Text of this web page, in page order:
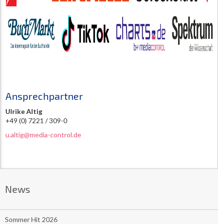
Ansprechpartner
Ulrike Altig
+49 (0) 7221 / 309-0
u.altig@media-control.de
News
Sommer Hit 2026